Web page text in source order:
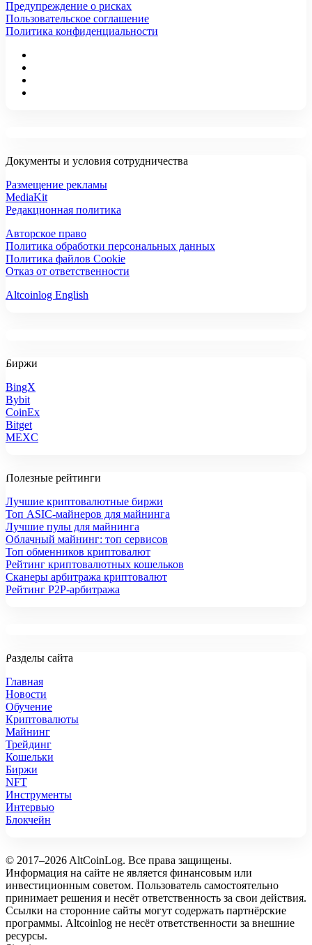
Предупреждение о рисках
Пользовательское соглашение
Политика конфиденциальности
Документы и условия сотрудничества
Размещение рекламы
MediaKit
Редакционная политика
Авторское право
Политика обработки персональных данных
Политика файлов Cookie
Отказ от ответственности
Altcoinlog English
Биржи
BingX
Bybit
CoinEx
Bitget
MEXC
Полезные рейтинги
Лучшие криптовалютные биржи
Топ ASIC-майнеров для майнинга
Лучшие пулы для майнинга
Облачный майнинг: топ сервисов
Топ обменников криптовалют
Рейтинг криптовалютных кошельков
Сканеры арбитража криптовалют
Рейтинг P2P-арбитража
Разделы сайта
Главная
Новости
Обучение
Криптовалюты
Майнинг
Трейдинг
Кошельки
Биржи
NFT
Инструменты
Интервью
Блокчейн
© 2017–2026 AltCoinLog. Все права защищены.
Информация на сайте не является финансовым или
инвестиционным советом. Пользователь самостоятельно
принимает решения и несёт ответственность за свои действия.
Ссылки на сторонние сайты могут содержать партнёрские
программы. Altcoinlog не несёт ответственности за внешние
ресурсы.